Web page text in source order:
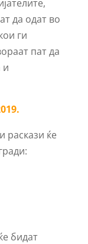
да одат во
ги
пат да
и
раскази ќе
бидат